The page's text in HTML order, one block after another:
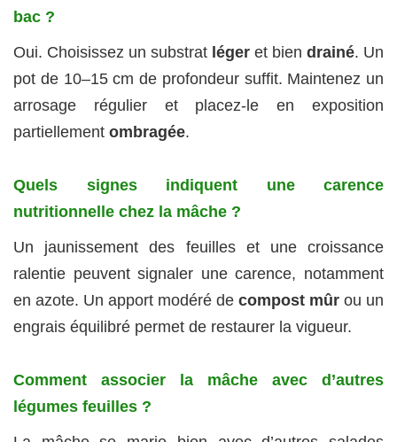
bac ?
Oui. Choisissez un substrat léger et bien drainé. Un
pot de 10–15 cm de profondeur suffit. Maintenez un
arrosage régulier et placez-le en exposition
partiellement ombragée.
Quels signes indiquent une carence
nutritionnelle chez la mâche ?
Un jaunissement des feuilles et une croissance
ralentie peuvent signaler une carence, notamment
en azote. Un apport modéré de compost mûr ou un
engrais équilibré permet de restaurer la vigueur.
Comment associer la mâche avec d’autres
légumes feuilles ?